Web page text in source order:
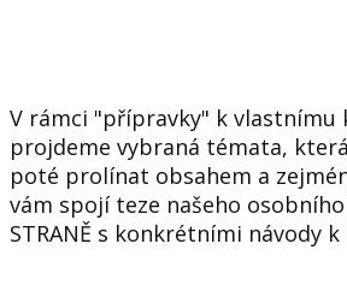
V rámci "přípravky" k vlastnímu
projdeme vybraná témata,
poté prolínat obsahem a
vám spojí teze našeho osobního
STRANĚ s konkrétními návody k